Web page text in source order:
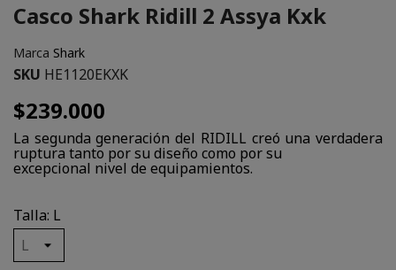
Casco Shark Ridill 2 Assya Kxk
Marca Shark
SKU HE1120EKXK
$239.000
La segunda generación del RIDILL creó una verdadera
ruptura tanto por su diseño como por su
excepcional nivel de equipamientos.
Talla: L